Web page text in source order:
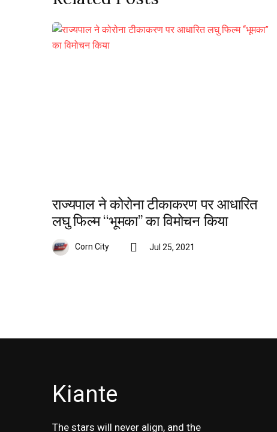
राज्यपाल ने कोरोना टीकाकरण पर आधारित
लघु फिल्म ‘‘भूमका’’ का विमोचन किया
Corn City Jul 25, 2021
Kiante
The stars will never align, and the